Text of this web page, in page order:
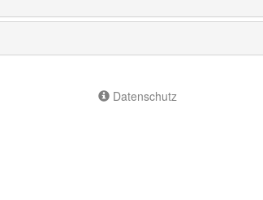
Datenschutz